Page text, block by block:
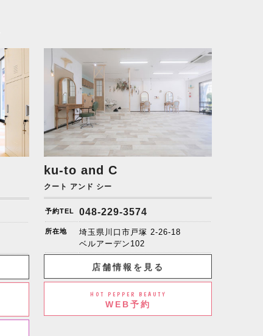
ku-to and C
クート アンド シー
予約TEL 048-229-3574
所在地
埼玉県川口市戸塚 2-26-18
ベルアーデン102
店舗情報を見る
HOT PEPPER BEAUTY
WEB予約